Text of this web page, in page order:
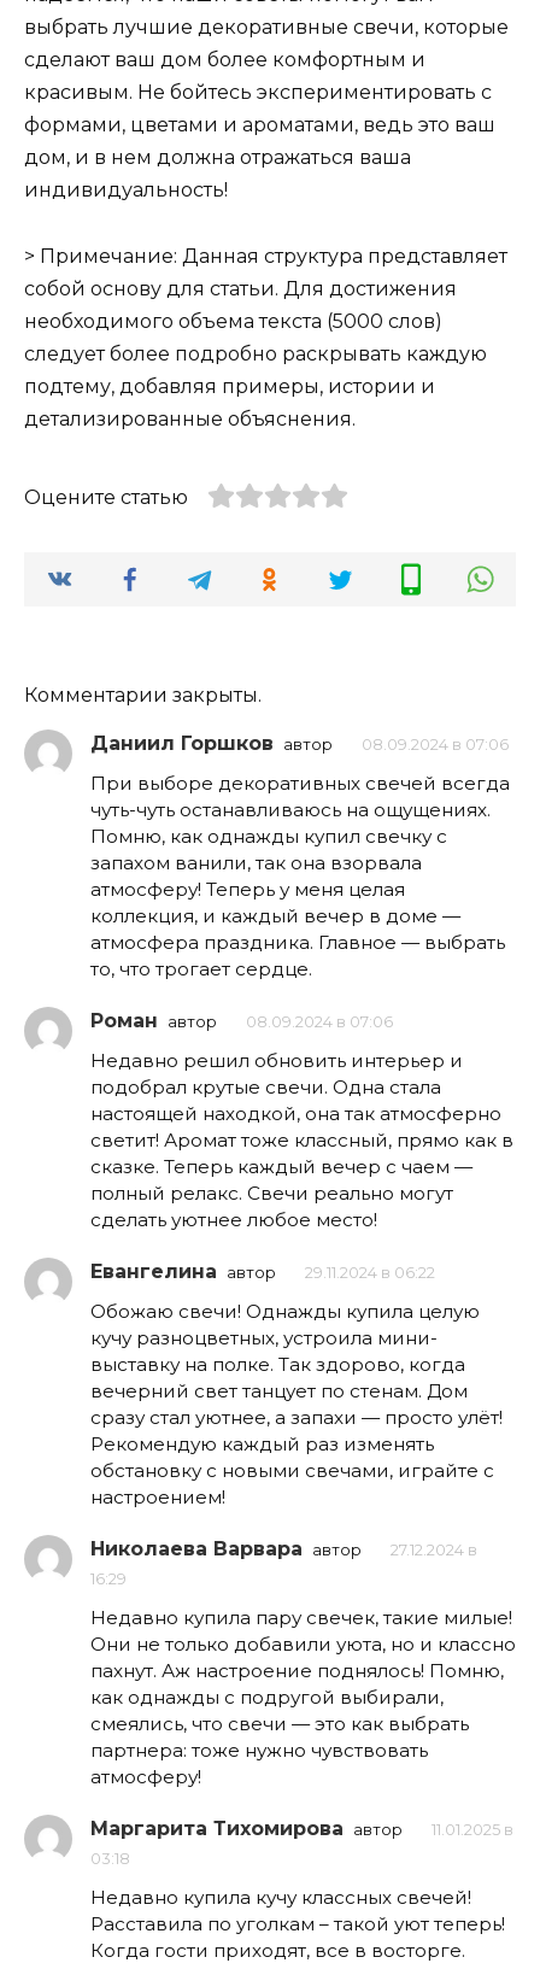
выбрать лучшие декоративные свечи, которые
сделают ваш дом более комфортным и
красивым. Не бойтесь экспериментировать с
формами, цветами и ароматами, ведь это ваш
дом, и в нем должна отражаться ваша
индивидуальность!
> Примечание: Данная структура представляет
собой основу для статьи. Для достижения
необходимого объема текста (5000 слов)
следует более подробно раскрывать каждую
подтему, добавляя примеры, истории и
детализированные объяснения.
Оцените статью
Комментарии закрыты.
Даниил Горшков автор 08.09.2024 в 07:06
При выборе декоративных свечей всегда
чуть-чуть останавливаюсь на ощущениях.
Помню, как однажды купил свечку с
запахом ванили, так она взорвала
атмосферу! Теперь у меня целая
коллекция, и каждый вечер в доме —
атмосфера праздника. Главное — выбрать
то, что трогает сердце.
Роман автор 08.09.2024 в 07:06
Недавно решил обновить интерьер и
подобрал крутые свечи. Одна стала
настоящей находкой, она так атмосферно
светит! Аромат тоже классный, прямо как в
сказке. Теперь каждый вечер с чаем —
полный релакс. Свечи реально могут
сделать уютнее любое место!
Евангелина автор 29.11.2024 в 06:22
Обожаю свечи! Однажды купила целую
кучу разноцветных, устроила мини-
выставку на полке. Так здорово, когда
вечерний свет танцует по стенам. Дом
сразу стал уютнее, а запахи — просто улёт!
Рекомендую каждый раз изменять
обстановку с новыми свечами, играйте с
настроением!
Николаева Варвара автор
27.12.2024 в
16:29
Недавно купила пару свечек, такие милые!
Они не только добавили уюта, но и классно
пахнут. Аж настроение поднялось! Помню,
как однажды с подругой выбирали,
смеялись, что свечи — это как выбрать
партнера: тоже нужно чувствовать
атмосферу!
Маргарита Тихомирова автор
11.01.2025 в
03:18
Недавно купила кучу классных свечей!
Расставила по уголкам – такой уют теперь!
Когда гости приходят, все в восторге.